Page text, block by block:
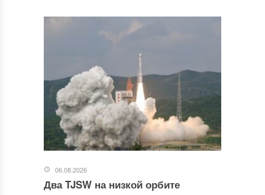
06.08.2026
Два TJSW на низкой орбите